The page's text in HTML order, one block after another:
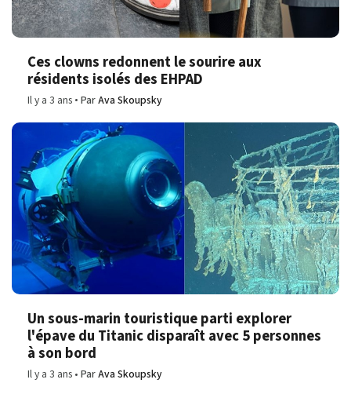
Ces clowns redonnent le sourire aux
résidents isolés des EHPAD
Il y a 3 ans ParAva Skoupsky
Un sous-marin touristique parti explorer
l'épave du Titanic disparaît avec 5 personnes
à son bord
Il y a 3 ans ParAva Skoupsky